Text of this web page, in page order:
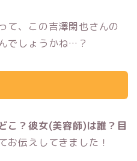
て、この吉澤閑也さんの
でしょうかね…？
こ？彼女(美容師)は誰？目
お伝えしてきました！